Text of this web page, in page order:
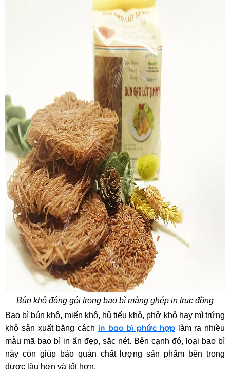
Bún khô đóng gói trong bao bì màng ghép in trục đồng
Bao bì bún khô, miến khô, hủ tiếu khô, phở khô hay mì trứng
khô sản xuất bằng cách in bao bì phức hợplàm ra nhiều
mẫu mã bao bì in ấn đẹp, sắc nét. Bên cạnh đó, loại bao bì
này còn giúp bảo quản chất lượng sản phẩm bên trong
được lâu hơn và tốt hơn.